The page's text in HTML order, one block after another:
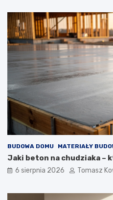
BUDOWA DOMU MATERIAŁY
Jaki beton na chudziaka –
6 sierpnia 2026 Tomasz